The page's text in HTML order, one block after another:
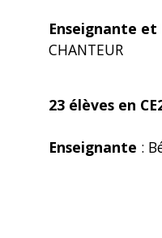
Enseignante
CHANTEUR
23 élèves en
Enseignante :